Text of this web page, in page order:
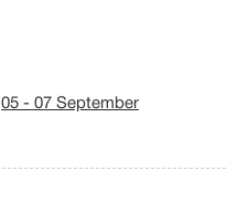
05 - 07 September